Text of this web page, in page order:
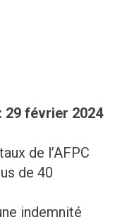
29 février 2024
de l’AFPC
de 40
indemnité